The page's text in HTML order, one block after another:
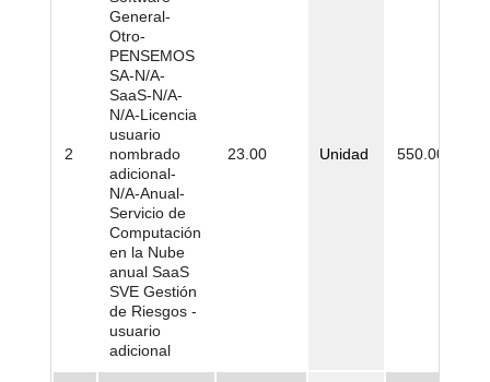
2
General-
Otro-
PENSEMOS
SA-N/A-
SaaS-N/A-
N/A-Licencia
usuario
nombrado
adicional-
N/A-Anual-
Servicio de
Computación
en la Nube
anual SaaS
SVE Gestión
de Riesgos -
usuario
adicional
23.00 Unidad 550.000,00